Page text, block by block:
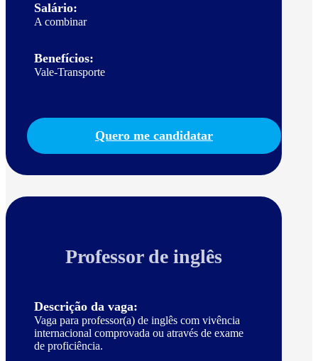
Salário:
A combinar
Benefícios:
Vale-Transporte
Quero me candidatar
Professor de inglês
Descrição da vaga:
Vaga para professor(a) de inglês com vivência
internacional comprovada ou através de exame
de proficiência.